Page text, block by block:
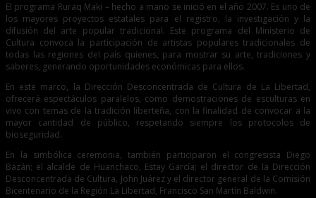
El programa Ruraq Maki – hecho a mano se inició en el año 2007. Es uno de
los mayores proyectos estatales para el registro, la investigación y la
difusión del arte popular tradicional. Este programa del Ministerio de
Cultura convoca la participación de artistas populares tradicionales de
todas las regiones del país quienes, para mostrar su arte, tradiciones y
saberes, generando oportunidades económicas para ellos.
En este marco, la Dirección Desconcentrada de Cultura de La Libertad,
ofrecerá espectáculos paralelos, como demostraciones de esculturas en
vivo con temas de la tradición liberteña, con la finalidad de convocar a la
mayor cantidad de público, respetando siempre los protocolos de
bioseguridad.
En la simbólica ceremonia, también participaron el congresista Diego
Bazán; el alcalde de Huanchaco, Estay García; el director de la Dirección
Desconcentrada de Cultura, John Juárez y el director general de la Comisión
Bicentenario de la Región La Libertad, Francisco San Martín Baldwin.